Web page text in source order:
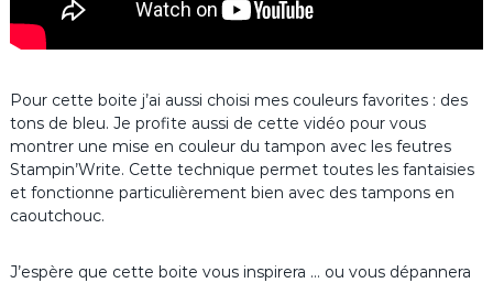
Pour cette boite j’ai aussi choisi mes couleurs favorites : des
tons de bleu. Je profite aussi de cette vidéo pour vous
montrer une mise en couleur du tampon avec les feutres
Stampin’Write. Cette technique permet toutes les fantaisies
et fonctionne particulièrement bien avec des tampons en
caoutchouc.
J’espère que cette boite vous inspirera … ou vous dépannera